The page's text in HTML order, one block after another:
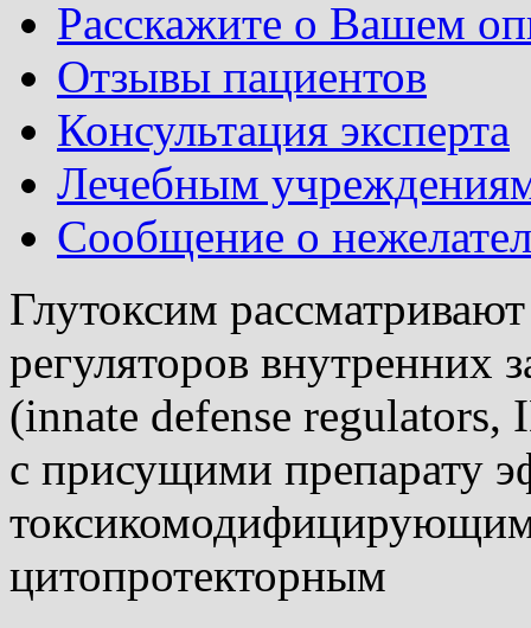
Расскажите о Вашем
Отзывы пациентов
Консультация эксперта
Лечебным
Сообщение о
Глутоксим
регуляторов внутренних
(innate defense regulators,
с присущими препарату
цитопротекторным